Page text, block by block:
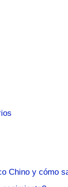
Chino y cómo